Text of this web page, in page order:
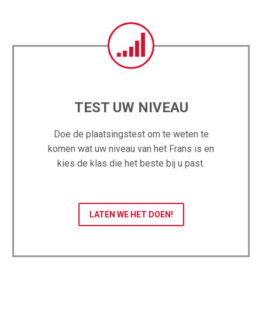


TEST UW NIVEAU
Doe de plaatsingstest om te weten te
komen wat uw niveau van het Frans is en
kies de klas die het beste bij u past.
LATEN WE HET DOEN!